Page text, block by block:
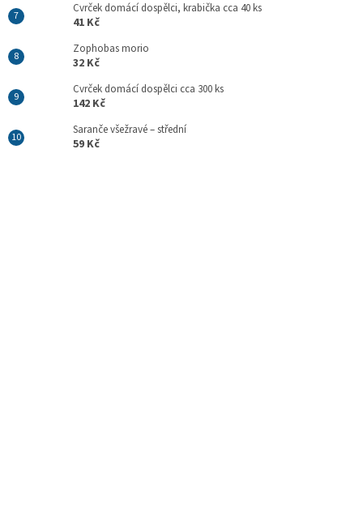
Cvrček domácí dospělci, krabička cca 40 ks
41 Kč
Zophobas morio
32 Kč
Cvrček domácí dospělci cca 300 ks
142 Kč
Saranče všežravé – střední
59 Kč